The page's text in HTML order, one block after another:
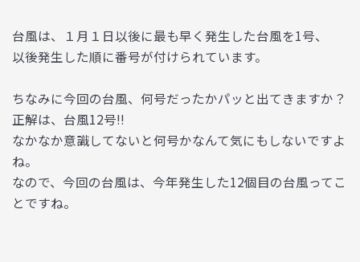
台風は、１月１日以後に最も早く発生した台風を1号、
以後発生した順に番号が付けられています。
ちなみに今回の台風、何号だったかパッと出てきますか？
正解は、台風12号!!
なかなか意識してないと何号かなんて気にもしないですよ
ね。
なので、今回の台風は、今年発生した12個目の台風ってこ
とですね。